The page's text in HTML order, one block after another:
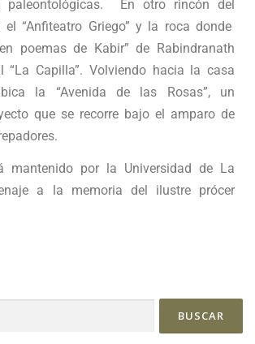
paleontológicas. En otro rincón del
“Anfiteatro Griego” y la roca donde
poemas de Kabir” de Rabindranath
“La Capilla”. Volviendo hacia la casa
la “Avenida de las Rosas”, un
que se recorre bajo el amparo de
mantenido por la Universidad de La
a la memoria del ilustre prócer